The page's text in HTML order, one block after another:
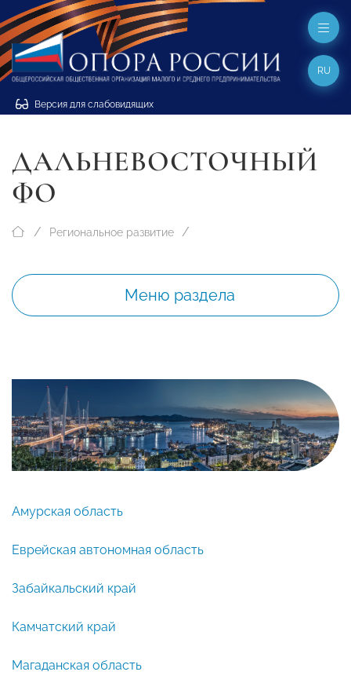
Версия для слабовидящих
RU
ДАЛЬНЕВОСТОЧНЫЙ
ФО
Региональное развитие
Меню раздела
Амурская область
Еврейская автономная область
Забайкальский край
Камчатский край
Магаданская область